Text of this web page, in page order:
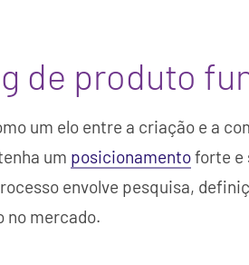
de produto
um elo entre a criação e a
um posicionamentoforte e
envolve pesquisa,
no mercado.